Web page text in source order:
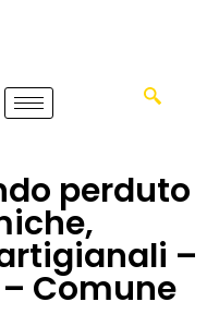
perduto
–
Comune